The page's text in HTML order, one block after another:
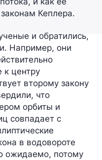
законам Кеплера.
и обратились,
Например, они
к центру
второму закону
что
орбиты и
совпадает с
в водовороте
ожидаемо, потому